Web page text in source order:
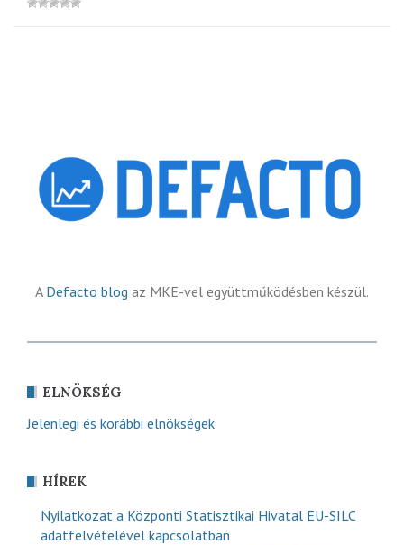
A Defacto blog az MKE-vel együttműködésben készül.
ELNÖKSÉG
Jelenlegi és korábbi elnökségek
HÍREK
Nyilatkozat a Központi Statisztikai Hivatal EU-SILC
adatfelvételével kapcsolatban